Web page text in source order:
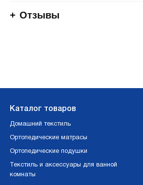
Отзывы
Каталог товаров
Домашний текстиль
Ортопедические матрасы
Ортопедические подушки
Текстиль и аксессуары для ванной
комнаты